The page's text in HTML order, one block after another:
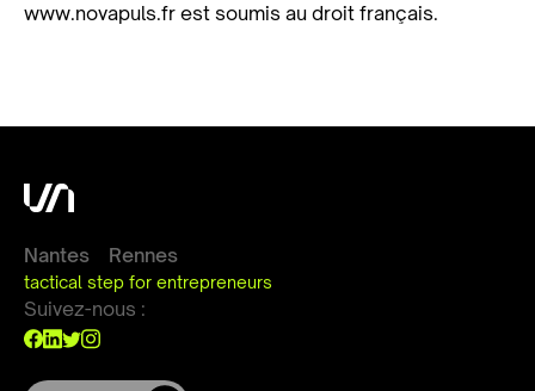
www.novapuls.fr est soumis au droit français.
Nantes Rennes
tactical step for entrepreneurs
Suivez-nous :